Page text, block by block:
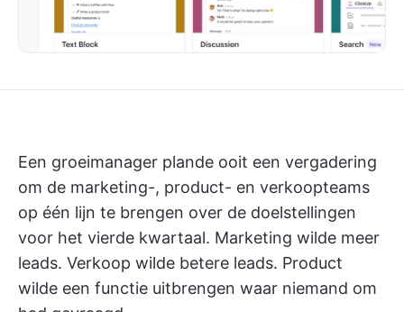
Een groeimanager plande ooit een vergadering
om de marketing-, product- en verkoopteams
op één lijn te brengen over de doelstellingen
voor het vierde kwartaal. Marketing wilde meer
leads. Verkoop wilde betere leads. Product
wilde een functie uitbrengen waar niemand om